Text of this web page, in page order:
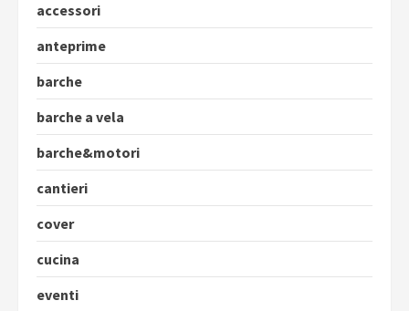
accessori
anteprime
barche
barche a vela
barche&motori
cantieri
cover
cucina
eventi